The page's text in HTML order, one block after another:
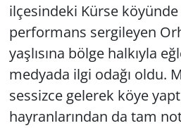
ilçesindeki Kürse
performans sergileyen
yaşlısına bölge halkıyla
medyada ilgi odağı oldu.
sessizce gelerek köye
hayranlarından da tam